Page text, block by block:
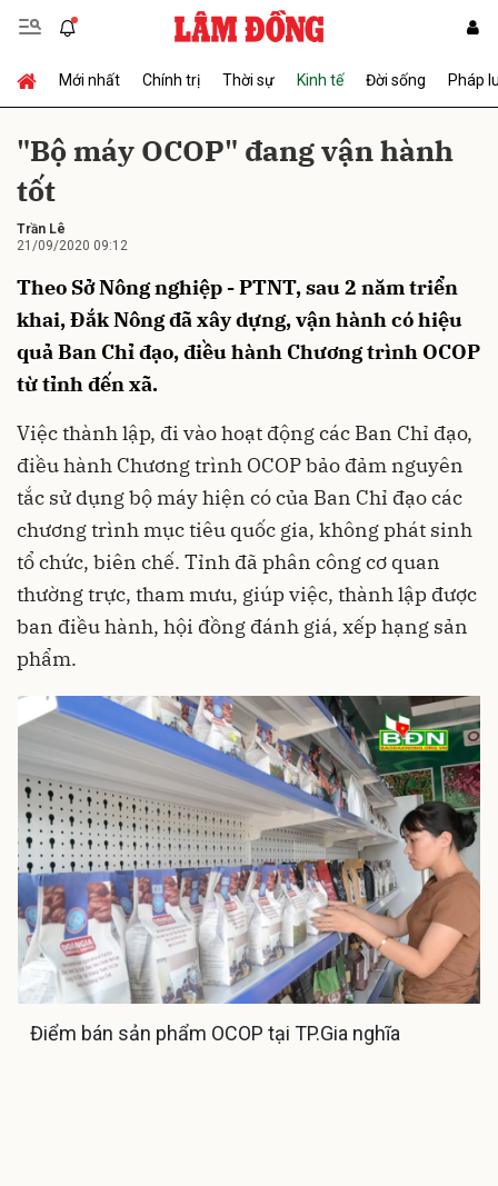
Mới nhất Chính trị Thời sự Kinh tế Đời sống Pháp
"Bộ máy OCOP" đang vận hành
tốt
Trần Lê
21/09/2020 09:12
Theo Sở Nông nghiệp - PTNT, sau 2 năm triển
khai, Đắk Nông đã xây dựng, vận hành có hiệu
quả Ban Chỉ đạo, điều hành Chương trình OCOP
từ tỉnh đến xã.
Việc thành lập, đi vào hoạt động các Ban Chỉ đạo,
điều hành Chương trình OCOP bảo đảm nguyên
tắc sử dụng bộ máy hiện có của Ban Chỉ đạo các
chương trình mục tiêu quốc gia, không phát sinh
tổ chức, biên chế. Tỉnh đã phân công cơ quan
thường trực, tham mưu, giúp việc, thành lập được
ban điều hành, hội đồng đánh giá, xếp hạng sản
phẩm.
Điểm bán sản phẩm OCOP tại TP.Gia nghĩa
Gửi bình luận
Gửi